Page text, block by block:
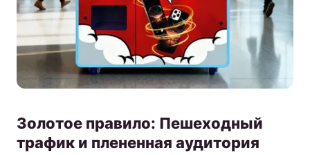
Золотое правило: Пешеходный
трафик и плененная аудитория